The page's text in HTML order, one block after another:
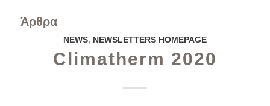
Άρθρα
NEWS, NEWSLETTERS HOMEPAGE
Climatherm 2020